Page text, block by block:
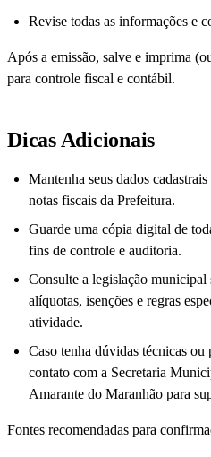
Revise todas as informações e
Após a emissão, salve e imprima
para controle fiscal e contábil.
Dicas Adicionais
Mantenha seus dados
notas fiscais da Prefeitura.
Guarde uma cópia digital de
fins de controle e auditoria.
Consulte a legislação
alíquotas, isenções e regras
atividade.
Caso tenha dúvidas técnicas ou
contato com a Secretaria
Amarante do Maranhão para
Fontes recomendadas para